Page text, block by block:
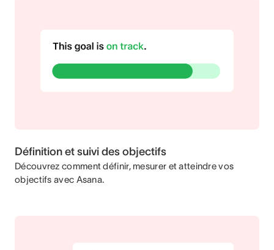
Définition et suivi des objectifs
Découvrez comment définir, mesurer et atteindre vos
objectifs avec Asana.